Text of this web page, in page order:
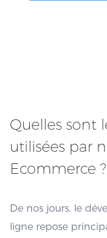
Quelles sont
utilisées par
Ecommerce ?
De nos jours, le
ligne repose